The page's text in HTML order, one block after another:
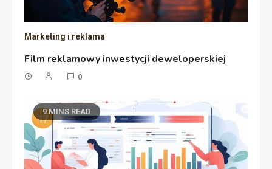
Marketing i reklama
Film reklamowy inwestycji deweloperskiej
0
9 MINS READ